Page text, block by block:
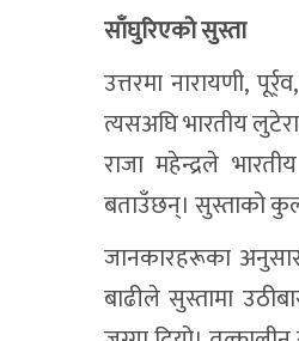
साँघुरिएको सुस्ता
उत्तरमा नारायणी,
त्यसअघि भारतीय
राजा महेन्द्रले
बताउँछन्। सुस्ताको
जानकारहरूका
बाढीले सुस्तामा